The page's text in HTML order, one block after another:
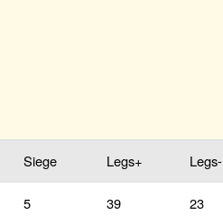
Siege Legs+ Legs-
5 39 23